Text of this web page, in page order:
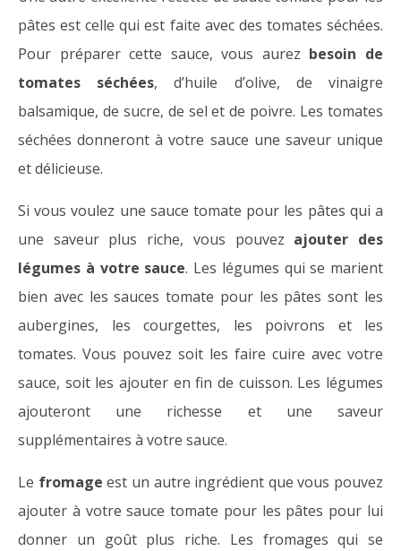
pâtes est celle qui est faite avec des tomates séchées.
Pour préparer cette sauce, vous aurez besoin de
tomates séchées, d’huile d’olive, de vinaigre
balsamique, de sucre, de sel et de poivre. Les tomates
séchées donneront à votre sauce une saveur unique
et délicieuse.
Si vous voulez une sauce tomate pour les pâtes qui a
une saveur plus riche, vous pouvez ajouter des
légumes à votre sauce. Les légumes qui se marient
bien avec les sauces tomate pour les pâtes sont les
aubergines, les courgettes, les poivrons et les
tomates. Vous pouvez soit les faire cuire avec votre
sauce, soit les ajouter en fin de cuisson. Les légumes
ajouteront une richesse et une saveur
supplémentaires à votre sauce.
Le fromageest un autre ingrédient que vous pouvez
ajouter à votre sauce tomate pour les pâtes pour lui
donner un goût plus riche. Les fromages qui se